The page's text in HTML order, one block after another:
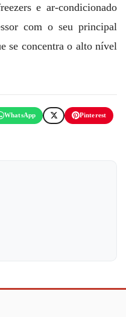
e ar-condicionado
com o seu principal
se concentra o alto nível
WhatsApp Pinterest